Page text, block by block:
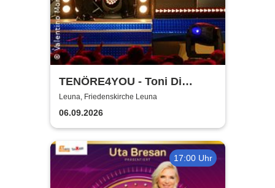
TENÖRE4YOU - Toni Di
Napoli & Pietro Pato
Leuna, Friedenskirche Leuna
06.09.2026
17:00 Uhr